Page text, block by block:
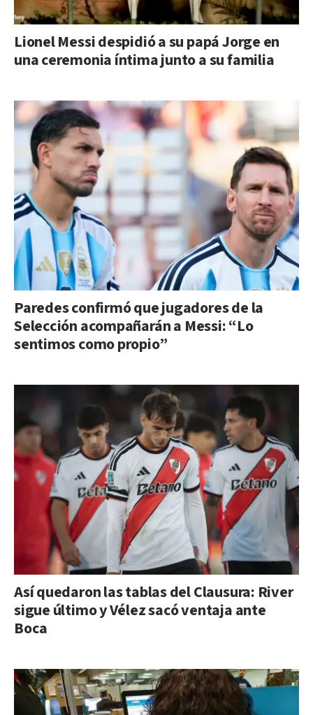
Lionel Messi despidió a su papá Jorge en
una ceremonia íntima junto a su familia
Paredes confirmó que jugadores de la
Selección acompañarán a Messi: “Lo
sentimos como propio”
Así quedaron las tablas del Clausura: River
sigue último y Vélez sacó ventaja ante
Boca